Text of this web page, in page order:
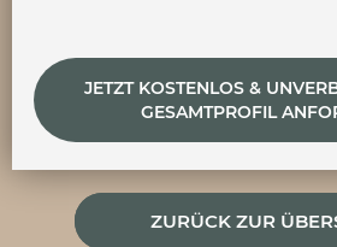
JETZT KOSTENLOS &
GESAMTPROFIL
ZURÜCK ZUR